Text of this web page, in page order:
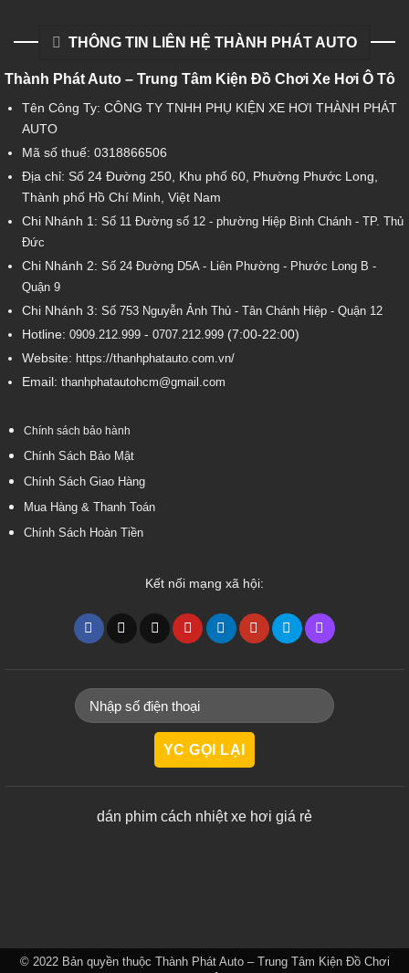
THÔNG TIN LIÊN HỆ THÀNH PHÁT AUTO
Thành Phát Auto – Trung Tâm Kiện Đồ Chơi Xe Hơi Ô Tô
Tên Công Ty: CÔNG TY TNHH PHỤ KIỆN XE HƠI THÀNH PHÁT
AUTO
Mã số thuế: 0318866506
Địa chỉ: Số 24 Đường 250, Khu phố 60, Phường Phước Long,
Thành phố Hồ Chí Minh, Việt Nam
Chi Nhánh 1: Số 11 Đường số 12 - phường Hiệp Bình Chánh - TP. Thủ
Đức
Chi Nhánh 2: Số 24 Đường D5A - Liên Phường - Phước Long B -
Quận 9
Chi Nhánh 3: Số 753Nguyễn Ảnh Thủ - Tân Chánh Hiệp - Quận 12
Hotline: 0909.212.999- 0707.212.999(7:00-22:00)
Website: https://thanhphatauto.com.vn/
Email: thanhphatautohcm@gmail.com
Chính sách bảo hành
Chính Sách Bảo Mật
Chính Sách Giao Hàng
Mua Hàng & Thanh Toán
Chính Sách Hoàn Tiền
Kết nối mạng xã hội:
dán phim cách nhiệt xe hơi giá rẻ
© 2022 Bản quyền thuộc Thành Phát Auto – Trung Tâm Kiện Đồ Chơi